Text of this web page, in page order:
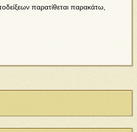
παρατίθεται παρακάτω,